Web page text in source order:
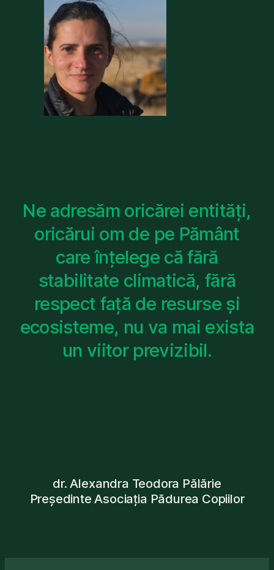
Ne adresăm oricărei entități,
oricărui om de pe Pământ
care înțelege că fără
stabilitate climatică, fără
respect față de resurse și
ecosisteme, nu va mai exista
un viitor previzibil.
dr. Alexandra Teodora Pălărie
Președinte Asociația Pădurea Copiilor